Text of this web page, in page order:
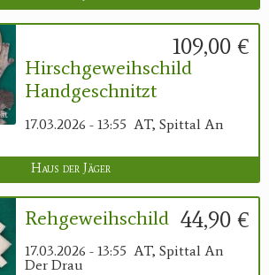
109,00 €
Hirschgeweihschild
Handgeschnitzt
17.03.2026 - 13:55 AT, Spittal An
Haus der Jäger
44,90 €
Rehgeweihschild
17.03.2026 - 13:55 AT, Spittal An
Der Drau